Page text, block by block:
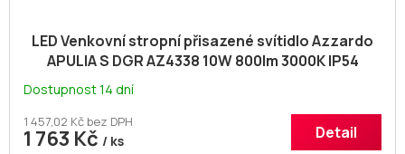
LED Venkovní stropní přisazené svítidlo Azzardo
APULIA S DGR AZ4338 10W 800lm 3000K IP54
Dostupnost 14 dní
1 457,02 Kč bez DPH
1 763 Kč / ks Detail